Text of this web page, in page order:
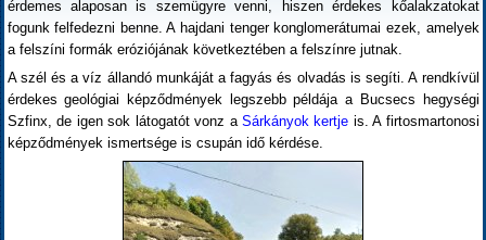
érdemes alaposan is szemügyre venni, hiszen érdekes kőalakzatokat
fogunk felfedezni benne. A hajdani tenger konglomerátumai ezek, amelyek
a felszíni formák eróziójának következtében a felszínre jutnak.
A szél és a víz állandó munkáját a fagyás és olvadás is segíti. A rendkívül
érdekes geológiai képződmények legszebb példája a Bucsecs hegységi
Szfinx, de igen sok látogatót vonz a Sárkányok kertje is. A firtosmartonosi
képződmények ismertsége is csupán idő kérdése.